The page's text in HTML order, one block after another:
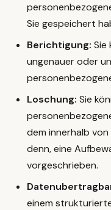
Sie gespeichert
Berichtigung: Sie
ungenauer oder
Loschung: Sie
dem innerhalb
denn, eine
vorgeschrieben.
einem